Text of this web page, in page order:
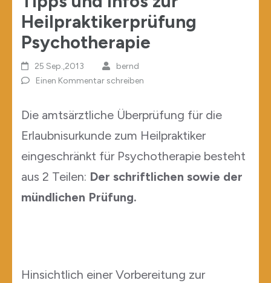
Heilpraktikerprüfung
Psychotherapie
25 Sep.,2013
bernd
Einen Kommentar schreiben
Die amtsärztliche Überprüfung für die
Erlaubnisurkunde zum Heilpraktiker
eingeschränkt für Psychotherapie besteht
aus 2 Teilen: Der schriftlichen sowie der
mündlichen Prüfung.
Hinsichtlich einer Vorbereitung zur